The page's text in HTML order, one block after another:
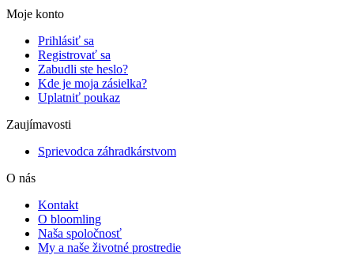
Moje konto
Prihlásiť sa
Registrovať sa
Zabudli ste heslo?
Kde je moja zásielka?
Uplatniť poukaz
Zaujímavosti
Sprievodca záhradkárstvom
O nás
Kontakt
O bloomling
Naša spoločnosť
My a naše životné prostredie